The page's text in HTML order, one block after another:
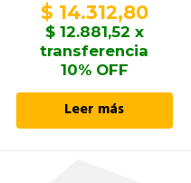
$ 14.312,80
$12.881,52 x
transferencia
10% OFF
Leer más